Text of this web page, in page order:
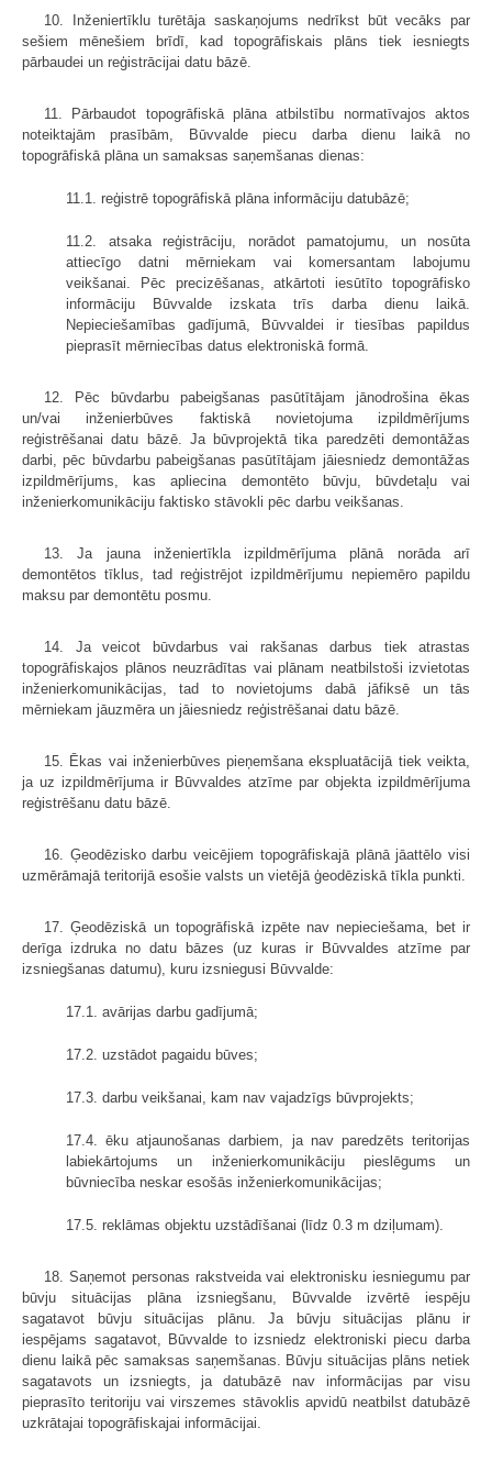
10. Inženiertīklu turētāja saskaņojums nedrīkst būt vecāks par
sešiem mēnešiem brīdī, kad topogrāfiskais plāns tiek iesniegts
pārbaudei un reģistrācijai datu bāzē.
11. Pārbaudot topogrāfiskā plāna atbilstību normatīvajos aktos
noteiktajām prasībām, Būvvalde piecu darba dienu laikā no
topogrāfiskā plāna un samaksas saņemšanas dienas:
11.1. reģistrē topogrāfiskā plāna informāciju datubāzē;
11.2. atsaka reģistrāciju, norādot pamatojumu, un nosūta
attiecīgo datni mērniekam vai komersantam labojumu
veikšanai. Pēc precizēšanas, atkārtoti iesūtīto topogrāfisko
informāciju Būvvalde izskata trīs darba dienu laikā.
Nepieciešamības gadījumā, Būvvaldei ir tiesības papildus
pieprasīt mērniecības datus elektroniskā formā.
12. Pēc būvdarbu pabeigšanas pasūtītājam jānodrošina ēkas
un/vai inženierbūves faktiskā novietojuma izpildmērījums
reģistrēšanai datu bāzē. Ja būvprojektā tika paredzēti demontāžas
darbi, pēc būvdarbu pabeigšanas pasūtītājam jāiesniedz demontāžas
izpildmērījums, kas apliecina demontēto būvju, būvdetaļu vai
inženierkomunikāciju faktisko stāvokli pēc darbu veikšanas.
13. Ja jauna inženiertīkla izpildmērījuma plānā norāda arī
demontētos tīklus, tad reģistrējot izpildmērījumu nepiemēro papildu
maksu par demontētu posmu.
14. Ja veicot būvdarbus vai rakšanas darbus tiek atrastas
topogrāfiskajos plānos neuzrādītas vai plānam neatbilstoši izvietotas
inženierkomunikācijas, tad to novietojums dabā jāfiksē un tās
mērniekam jāuzmēra un jāiesniedz reģistrēšanai datu bāzē.
15. Ēkas vai inženierbūves pieņemšana ekspluatācijā tiek veikta,
ja uz izpildmērījuma ir Būvvaldes atzīme par objekta izpildmērījuma
reģistrēšanu datu bāzē.
16. Ģeodēzisko darbu veicējiem topogrāfiskajā plānā jāattēlo visi
uzmērāmajā teritorijā esošie valsts un vietējā ģeodēziskā tīkla punkti.
17. Ģeodēziskā un topogrāfiskā izpēte nav nepieciešama, bet ir
derīga izdruka no datu bāzes (uz kuras ir Būvvaldes atzīme par
izsniegšanas datumu), kuru izsniegusi Būvvalde:
17.1. avārijas darbu gadījumā;
17.2. uzstādot pagaidu būves;
17.3. darbu veikšanai, kam nav vajadzīgs būvprojekts;
17.4. ēku atjaunošanas darbiem, ja nav paredzēts teritorijas
labiekārtojums un inženierkomunikāciju pieslēgums un
būvniecība neskar esošās inženierkomunikācijas;
17.5. reklāmas objektu uzstādīšanai (līdz 0.3 m dziļumam).
18. Saņemot personas rakstveida vai elektronisku iesniegumu par
būvju situācijas plāna izsniegšanu, Būvvalde izvērtē iespēju
sagatavot būvju situācijas plānu. Ja būvju situācijas plānu ir
iespējams sagatavot, Būvvalde to izsniedz elektroniski piecu darba
dienu laikā pēc samaksas saņemšanas. Būvju situācijas plāns netiek
sagatavots un izsniegts, ja datubāzē nav informācijas par visu
pieprasīto teritoriju vai virszemes stāvoklis apvidū neatbilst datubāzē
uzkrātajai topogrāfiskajai informācijai.